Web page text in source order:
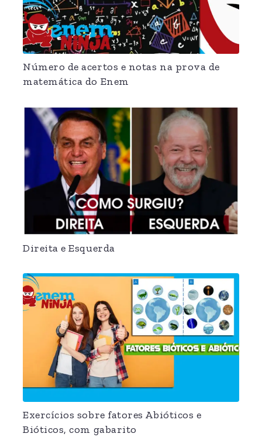
Número de acertos e notas na prova de
matemática do Enem
Direita e Esquerda
Exercícios sobre fatores Abióticos e
Bióticos, com gabarito